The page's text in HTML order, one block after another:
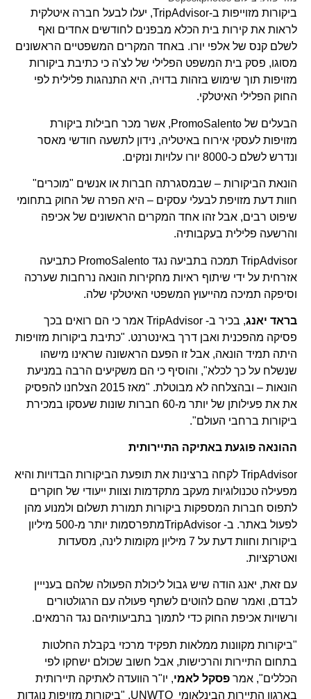
ביקורות מזוייפות ב-TripAdvisor, יעלו לבעל חברה איטלקית
לראות את קירות בית הכלא מבפנים לחודשים אחדים ואף
לשלם קנס של אלפי יורו. באחד המקרים המשפטיים הראשונים
מסוגו, פסק בית המשפט הפלילי של לצ'ה כי כתיבת ביקורות
מזויפות תוך שימוש בזהות בדויה, היא התנהגות פלילית לפי
החוק הפלילי האיטלקי.
הבעלים של PromoSalento, אשר מכר חבילות ביקורת
מזויפות לעסקי אירוח באיטליה, נידון לתשעה חודשי מאסר
ונדרש לשלם כ-8000 יורו עלויות ונזקים.
הונאת הביקורות – שבמסגרתה חברות או אנשים "מוכרים"
חוות דעת מזויפת לבעלי עסקים – היא הפרה של החוק בתחומי
שיפוט רבים, אבל זהו אחד המקרים הראשונים של אכיפה
והרשעה פלילית בעקבותיה.
TripAdvisor תמכה בתביעה נגד PromoSalento כתביעה
אזרחית על ידי שיתוף ראיות מחקירות הונאה נרחבות שערכה
וסיפקה תמיכה מהייעוץ המשפטי האיטלקי שלה.
בראד יאנג
, בכיר ב- TripAdvisor אמר כי הם רואים בכך
פסיקה מהפכנית ואבן דרך באינטרנט. "כתיבת ביקורות מזויפות
היתה תמיד הונאה, אבל זו הפעם הראשונה שראינו מישהו
שנשלח על כך לכלא", והוסיף כי הם משקיעים הרבה במניעת
הונאות – ובהצלחה לא מבוטלת. "מאז 2015 הצלחנו להפסיק
את את פעילותן של יותר מ-60 חברות שונות שעסקו במכירת
ביקורות ברחבי העולם".
ההונאה פוגעת באתיקה התיירותית
TripAdvisor לקחה ברצינות את תופעת הביקורות הבדויות והיא
מפעילה טכנולוגיות מעקב מתקדמות וצוות ייעודי של חוקרים
לתפוס חברות המספקות ביקורות תמורת תשלום ולמנוע מהן
לפעול באתר. ב- TripAdvisorמתפרסמות יותר מ-500 מיליון
ביקורות וחוות דעת על 7 מיליון מקומות לינה, מסעדות
ואטרקציות.
עם זאת, יאנג הודה שיש גבול ליכולת הפעולה שלהם בענייין
לבדם, ואמר שהם להוטים לשתף פעולה עם הרגולטורים
ורשויות אכיפת החוק כדי לתמוך בתביעותיהם נגד הרמאים.
"ביקורות מקוונות ממלאות תפקיד מרכזי בקבלת החלטות
בתחום התיירות והרכישות, אבל חשוב שכולם ישחקו לפי
הכללים", אמר פסקל לאמי, יו"ר הוועדה לאתיקה תיירותית
בארגון התיירות הבינלאומי UNWTO, "ביקורות מזויפות נוגדות